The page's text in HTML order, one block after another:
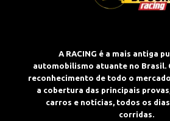
A RACING é a mais antiga
automobilismo atuante no Brasil.
reconhecimento de todo o
a cobertura das principais
carros e notícias, todos os
corridas.